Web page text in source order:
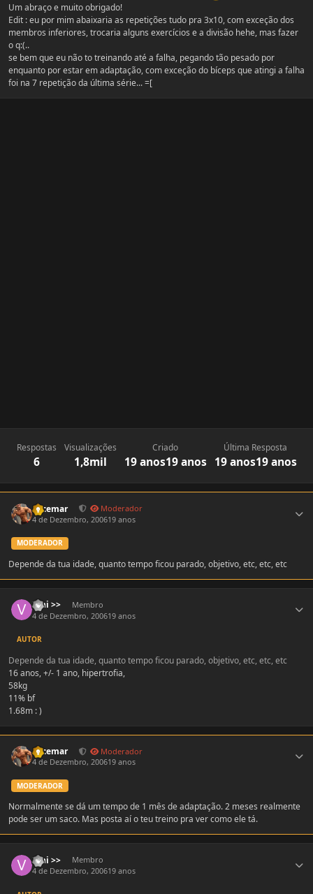
Um abraço e muito obrigado!
Edit : eu por mim abaixaria as repetições tudo pra 3x10, com exceção dos
membros inferiores, trocaria alguns exercícios e a divisão hehe, mas fazer
o q:(..
se bem que eu não to treinando até a falha, pegando tão pesado por
enquanto por estar em adaptação, com exceção do bíceps que atingi a falha
foi na 7 repetição da última série... =[
Respostas
6
Visualizações
1,8mil
Criado
19 anos19 anos
Última Resposta
19 anos19 anos
Locemar
Moderador
4 de Dezembro, 200619 anos
MODERADOR
Depende da tua idade, quanto tempo ficou parado, objetivo, etc, etc, etc
Vini >>
Membro
4 de Dezembro, 200619 anos
AUTOR
Depende da tua idade, quanto tempo ficou parado, objetivo, etc, etc, etc
16 anos, +/- 1 ano, hipertrofia,
58kg
11% bf
1.68m : )
Locemar
Moderador
4 de Dezembro, 200619 anos
MODERADOR
Normalmente se dá um tempo de 1 mês de adaptação. 2 meses realmente
pode ser um saco. Mas posta aí o teu treino pra ver como ele tá.
Vini >>
Membro
4 de Dezembro, 200619 anos